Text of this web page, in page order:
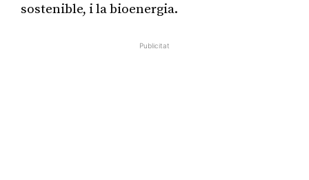
sostenible, i la bioenergia.
Publicitat